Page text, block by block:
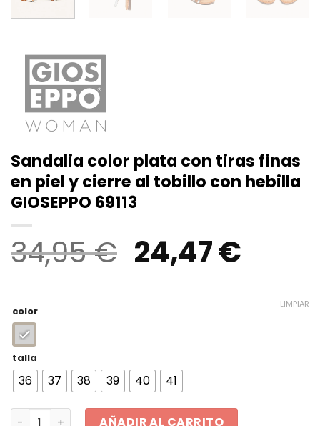
Sandalia color plata con tiras finas
en piel y cierre al tobillo con hebilla
GIOSEPPO 69113
34,95€ El
34,95 €.
24,47€
color
talla
36 37 38 39 40 41
LIMPIAR
Sandalia color plata con tiras finas en piel y cierre al
AÑADIR AL CARRITO